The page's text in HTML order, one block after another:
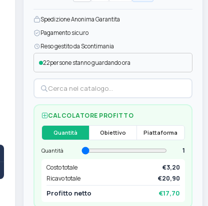
Spedizione Anonima Garantita
Pagamento sicuro
Reso gestito da Scontimania
22persone stanno guardando ora
CALCOLATORE PROFITTO
Quantità Obiettivo Piattaforma
Quantità
1
Costo totale
€3,20
Ricavo totale
€20,90
Profitto netto €17,70